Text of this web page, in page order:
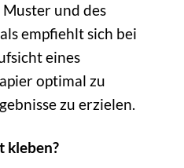
und des
empfiehlt sich bei
eines
optimal zu
zu erzielen.
kleben?